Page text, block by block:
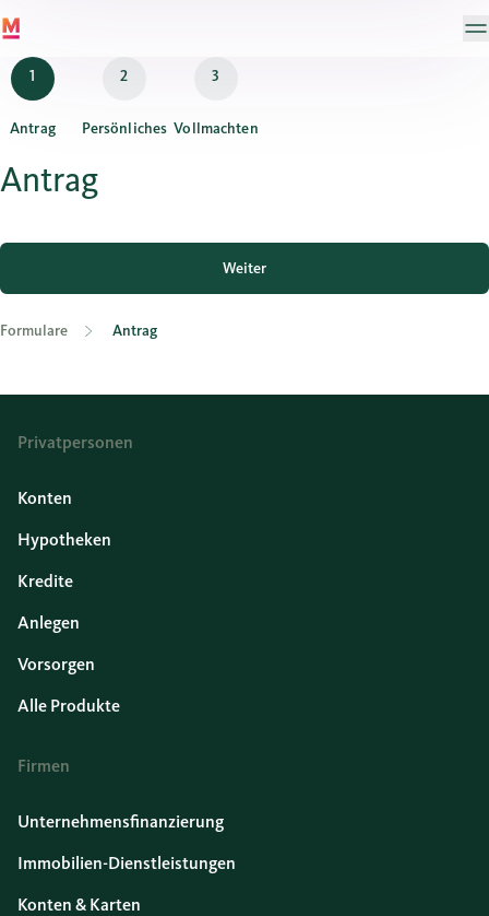
Antrag Persönliches Vollmachten
Antrag
Weiter
Formulare Antrag
Privatpersonen
Konten
Hypotheken
Kredite
Anlegen
Vorsorgen
Alle Produkte
Firmen
Unternehmensfinanzierung
Immobilien-Dienstleistungen
Konten & Karten